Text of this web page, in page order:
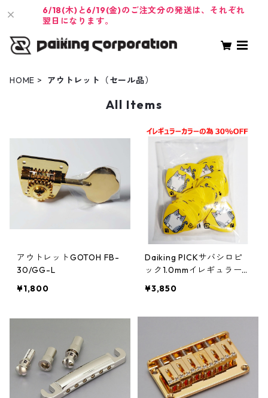
6/18(木)と6/19(金)のご注文分の発送は、それぞれ
翌日になります。
HOME アウトレット（セール品）
All Items
アウトレットGOTOH FB-
30/GG-L
¥1,800
Daiking PICKサバシロピ
ック1.0mmイレギュラーカ
ク30%OFF
¥3,850